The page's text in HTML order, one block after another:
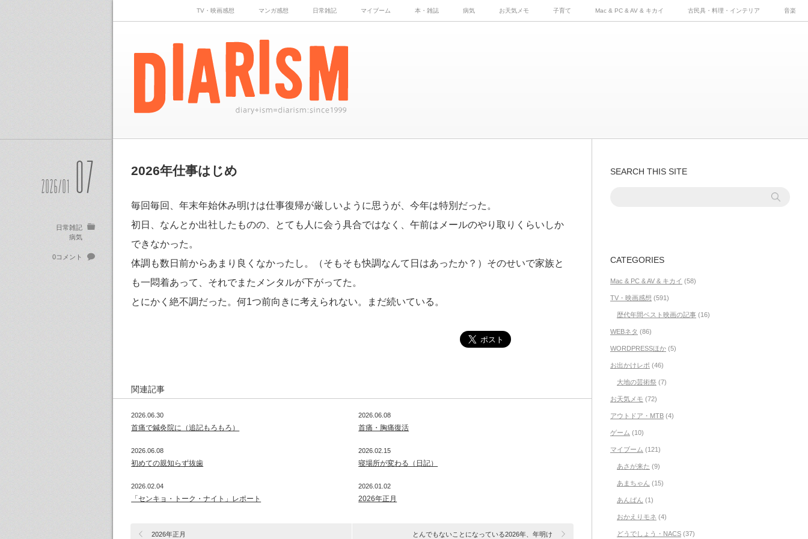
TV・映画感想 マンガ感想 日常雑記 マイブーム 本・雑誌 病気 お天気メモ 子育て Mac & PC & AV & キカイ 古民具・料理・インテリア 音楽
2026年仕事はじめ
2026/01 07
日常雑記
病気
0コメント
毎回毎回、年末年始休み明けは仕事復帰が厳しいように思うが、今年は特別だった。
初日、なんとか出社したものの、とても人に会う具合ではなく、午前はメールのやり取りくらいしか
できなかった。
体調も数日前からあまり良くなかったし。（そもそも快調なんて日はあったか？）そのせいで家族と
も一悶着あって、それでまたメンタルが下がってた。
とにかく絶不調だった。何1つ前向きに考えられない。まだ続いている。
関連記事
2026.06.30
首痛で鍼灸院に（追記もろもろ）
2026.06.08
首痛・胸痛復活
2026.06.08
初めての親知らず抜歯
2026.02.15
寝場所が変わる（日記）
2026.02.04
「センキョ・トーク・ナイト」レポート
2026.01.02
2026年正月
2026年正月 とんでもないことになっている2026年、年明け
SEARCH THIS SITE
CATEGORIES
Mac & PC & AV & キカイ (58)
TV・映画感想 (591)
歴代年間ベスト映画の記事(16)
WEBネタ (86)
WORDPRESSほか(5)
お出かけレポ (46)
大地の芸術祭(7)
お天気メモ (72)
アウトドア・MTB(4)
ゲーム (10)
マイブーム (121)
あさが来た (9)
あまちゃん (15)
あんぱん (1)
おかえりモネ (4)
どうでしょう・NACS(37)